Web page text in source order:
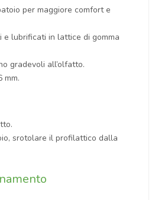
per maggiore comfort e
e lubrificati in lattice di gomma
gradevoli all’olfatto.
mm.
srotolare il profilattico dalla